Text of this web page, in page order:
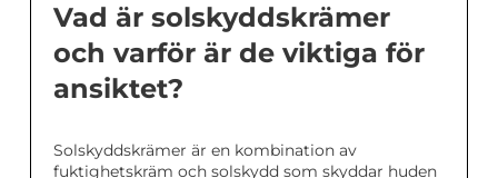
Vad är solskyddskrämer
och varför är de viktiga för
ansiktet?
Solskyddskrämer är en kombination av
fuktighetskräm och solskydd som skyddar huden